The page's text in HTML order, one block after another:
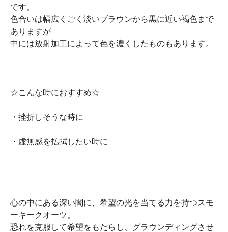
です。
色合いは幅広くごく淡いブラウンから黒に近い褐色まで
ありますが
中には放射加工によって色を濃くしたものもあります。
☆こんな時におすすめ☆
・挫折しそうな時に
・虚無感を払拭したい時に
心の中にある深い闇に、希望の光を当てる力を持つスモ
ーキークオーツ。
恐れを克服して希望をもたらし、グラウンディングさせ